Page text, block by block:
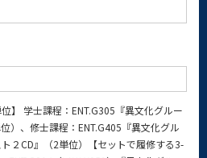
】 学士課程：ENT.G305『異文化グルー
）、修士課程：ENT.G405『異文化グル
２CD』（2単位）【セットで履修する3-